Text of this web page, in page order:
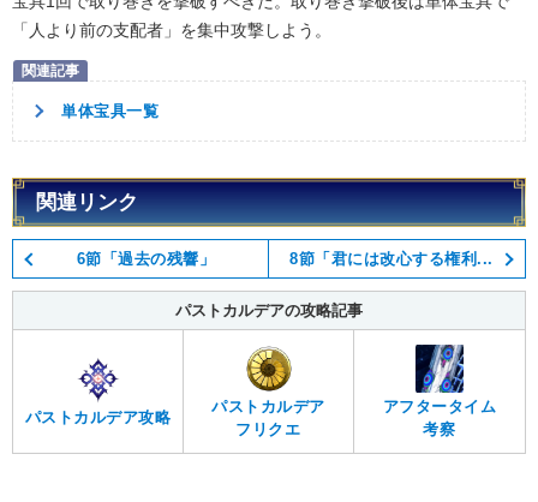
「人より前の支配者」を集中攻撃しよう。
単体宝具一覧
関連リンク
6節「過去の残響」 8節「君には改心する権利...
パストカルデアの攻略記事
パストカルデア攻略
パストカルデア
フリクエ
アフタータイム
考察